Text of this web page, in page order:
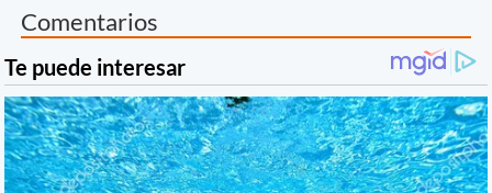
Comentarios